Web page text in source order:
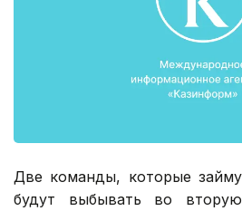
Две команды, которые
будут выбывать во